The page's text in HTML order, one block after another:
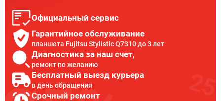
Официальный сервис
Гарантийное обслуживание
планшета Fujitsu Stylistic Q7310 до 3 лет
Диагностика за наш счет,
ремонт по желанию
Бесплатный выезд курьера
в день обращения
Срочный ремонт